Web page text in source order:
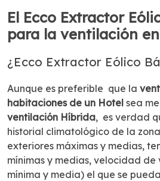
El Ecco Extractor
para la ventilación
¿Ecco Extractor Eólico
Aunque es preferible que la
habitaciones de un Hotel sea
ventilación Híbrida, es verdad
historial climatológico de la
exteriores máximas y medias,
mínimas y medias, velocidad de
mínima y media) el que se